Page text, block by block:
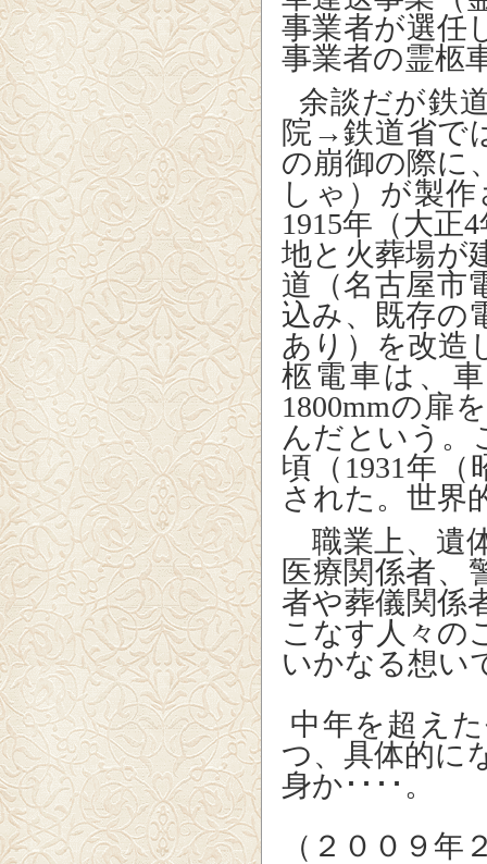
事業者が選任
事業者の霊柩
余談だが鉄
院→鉄道省で
の崩御の際に
しゃ）が製
1915年（大正
地と火葬場が
道（名古屋市
込み、既存の
あり）を改造
柩電車は、
1800mmの扉
んだという。
頃（1931年
された。世界
職業上、遺
医療関係者、
者や葬儀関係
こなす人々の
いかなる想い
中年を超え
つ、具体的に
身か････。
（２００９年